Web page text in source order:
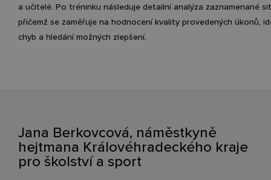
a učitelé. Po tréninku následuje detailní analýza zaznamenané
přičemž se zaměřuje na hodnocení kvality provedených úkonů,
chyb a hledání možných zlepšení.
Jana Berkovcová, náměstkyně
hejtmana Královéhradeckého kraje
pro školství a sport